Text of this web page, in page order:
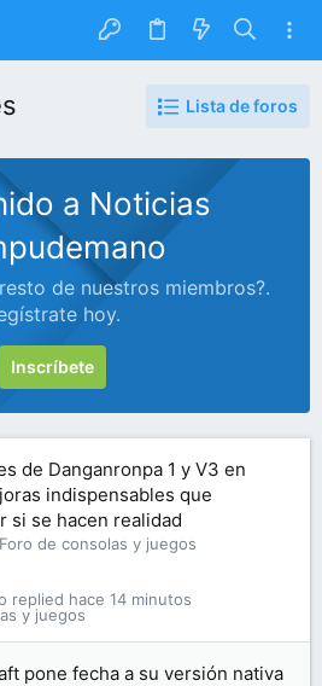
Lista de foros
a Noticias
de nuestros miembros?.
hoy.
Inscríbete
de Danganronpa 1 y V3 en
indispensables que
si se hacen realidad
Foro de consolas y juegos
y juegos
hace 14 minutos
pone fecha a su versión nativa